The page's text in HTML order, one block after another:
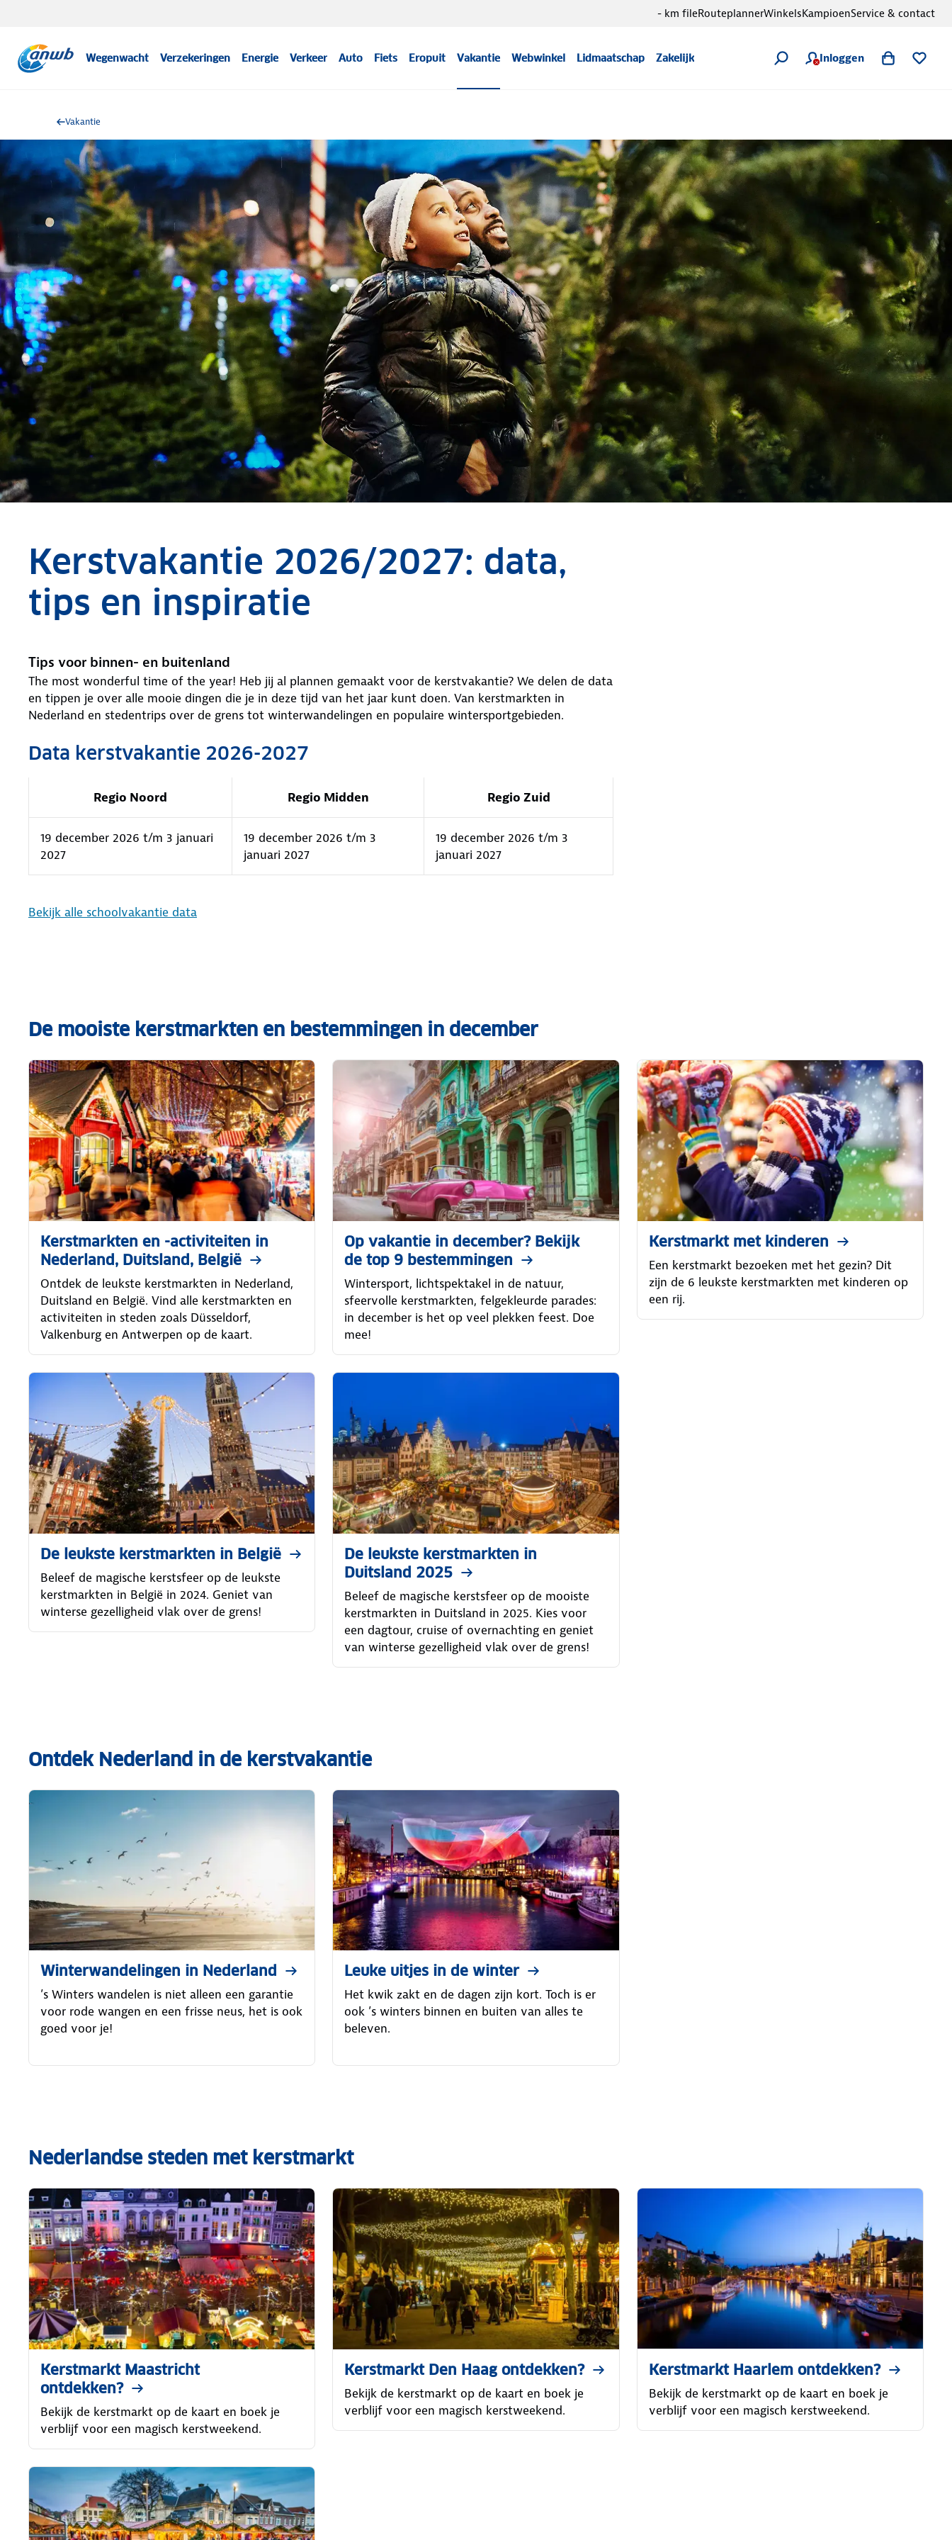
Wegenwacht Verzekeringen Energie Verkeer Auto Fiets Eropuit Vakantie Webwinkel Lidmaatschap Zakelijk Inloggen
- km fileRouteplannerWinkelsKampioenService & contact
Vakantie
Kerstvakantie 2026/2027: data,
tips en inspiratie
Tips voor binnen- en buitenland
The most wonderful time of the year! Heb jij al plannen gemaakt voor de kerstvakantie? We delen de data
en tippen je over alle mooie dingen die je in deze tijd van het jaar kunt doen. Van kerstmarkten in
Nederland en stedentrips over de grens tot winterwandelingen en populaire wintersportgebieden.
Data kerstvakantie 2026-2027
Regio Noord Regio Midden Regio Zuid
19 december 2026 t/m 3 januari
2027
19 december 2026 t/m 3
januari 2027
19 december 2026 t/m 3
januari 2027
Bekijk alle schoolvakantie data
De mooiste kerstmarkten en bestemmingen in december
Kerstmarkten en -activiteiten in
Nederland, Duitsland, België
Ontdek de leukste kerstmarkten in Nederland,
Duitsland en België. Vind alle kerstmarkten en
activiteiten in steden zoals Düsseldorf,
Valkenburg en Antwerpen op de kaart.
Op vakantie in december? Bekijk
de top 9 bestemmingen
Wintersport, lichtspektakel in de natuur,
sfeervolle kerstmarkten, felgekleurde parades:
in december is het op veel plekken feest. Doe
mee!
Kerstmarkt met kinderen
Een kerstmarkt bezoeken met het gezin? Dit
zijn de 6 leukste kerstmarkten met kinderen op
een rij.
De leukste kerstmarkten in België
Beleef de magische kerstsfeer op de leukste
kerstmarkten in België in 2024. Geniet van
winterse gezelligheid vlak over de grens!
De leukste kerstmarkten in
Duitsland 2025
Beleef de magische kerstsfeer op de mooiste
kerstmarkten in Duitsland in 2025. Kies voor
een dagtour, cruise of overnachting en geniet
van winterse gezelligheid vlak over de grens!
Ontdek Nederland in de kerstvakantie
Winterwandelingen in Nederland
’s Winters wandelen is niet alleen een garantie
voor rode wangen en een frisse neus, het is ook
goed voor je!
Leuke uitjes in de winter
Het kwik zakt en de dagen zijn kort. Toch is er
ook ’s winters binnen en buiten van alles te
beleven.
Nederlandse steden met kerstmarkt
Kerstmarkt Maastricht
ontdekken?
Bekijk de kerstmarkt op de kaart en boek je
verblijf voor een magisch kerstweekend.
Kerstmarkt Den Haag ontdekken?
Bekijk de kerstmarkt op de kaart en boek je
verblijf voor een magisch kerstweekend.
Kerstmarkt Haarlem ontdekken?
Bekijk de kerstmarkt op de kaart en boek je
verblijf voor een magisch kerstweekend.